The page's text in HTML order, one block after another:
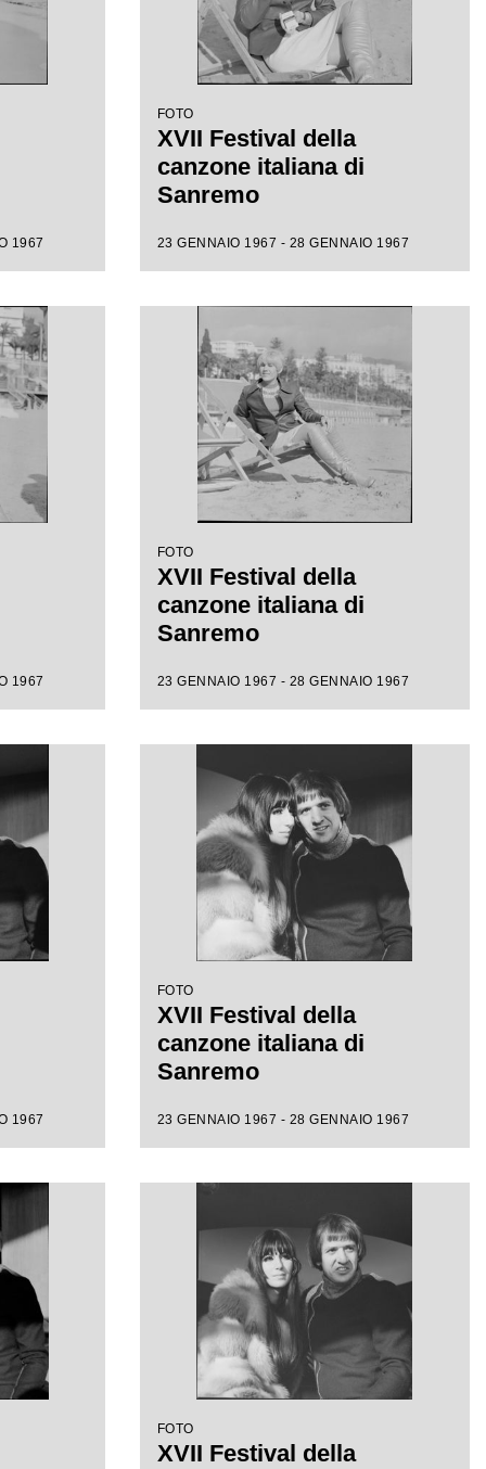
1967
FOTO
XVII Festival della
canzone italiana di
Sanremo
23 GENNAIO 1967 - 28 GENNAIO 1967
1967
FOTO
XVII Festival della
canzone italiana di
Sanremo
23 GENNAIO 1967 - 28 GENNAIO 1967
1967
FOTO
XVII Festival della
canzone italiana di
Sanremo
23 GENNAIO 1967 - 28 GENNAIO 1967
FOTO
XVII Festival della